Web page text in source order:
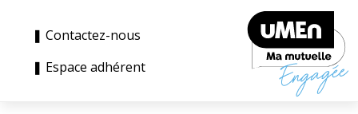
❚ Contactez-nous
❚ Espace adhérent